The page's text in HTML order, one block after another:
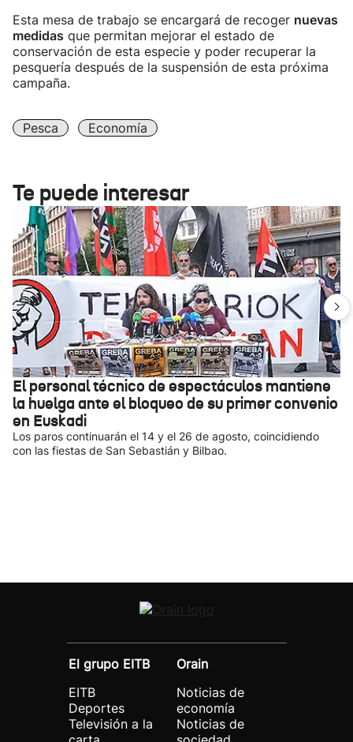
Esta mesa de trabajo se encargará de recoger nuevas
medidas que permitan mejorar el estado de
conservación de esta especie y poder recuperar la
pesquería después de la suspensión de esta próxima
campaña.
Pesca Economía
Te puede interesar
El personal técnico de espectáculos mantiene
la huelga ante el bloqueo de su primer convenio
en Euskadi
Los paros continuarán el 14 y el 26 de agosto, coincidiendo
con las fiestas de San Sebastián y Bilbao.
El grupo EITB
EITB
Deportes
Televisión a la
Orain
Noticias de
economía
Noticias de